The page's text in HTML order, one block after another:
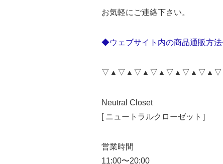
お気軽にご連絡下さい。
◆ウェブサイト内の商品通販方
Neutral Closet
[ ニュートラルクローゼット］
営業時間
11:00〜20:00